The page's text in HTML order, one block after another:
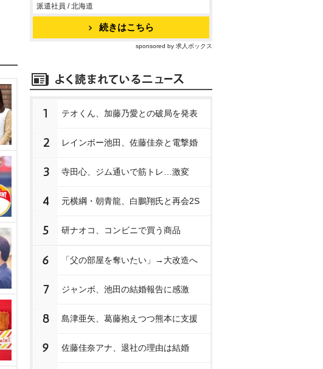
派遣社員 / 北海道
続きはこちら
sponsored by 求人ボックス
1 テオくん、加藤乃愛との破局を発表
2 レインボー池田、佐藤佳奈と電撃婚
3 寺田心、ジム通いで筋トレ…激変
4 元横綱・朝青龍、白鵬翔氏と再会2S
5 研ナオコ、コンビニで買う商品
6 「父の部屋を奪いたい」→大改造へ
7 ジャンボ、池田の結婚報告に感激
8 島津亜矢、葛藤抱えつつ熊本に支援
9 佐藤佳奈アナ、退社の理由は結婚